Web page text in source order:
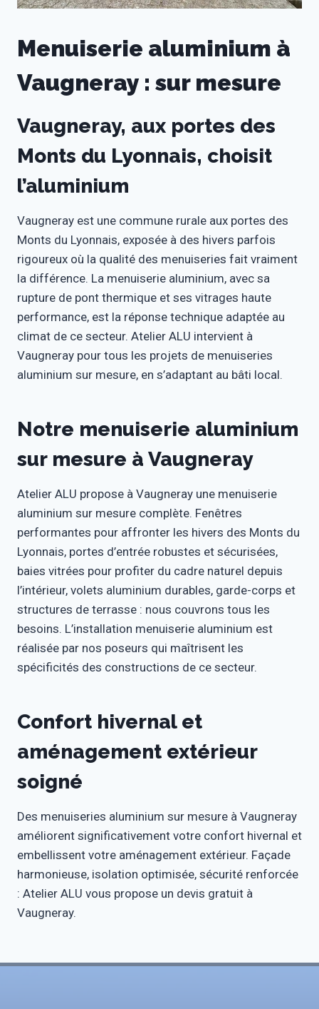
Menuiserie aluminium à
Vaugneray : sur mesure
Vaugneray, aux portes des
Monts du Lyonnais, choisit
l’aluminium
Vaugneray est une commune rurale aux portes des
Monts du Lyonnais, exposée à des hivers parfois
rigoureux où la qualité des menuiseries fait vraiment
la différence. La menuiserie aluminium, avec sa
rupture de pont thermique et ses vitrages haute
performance, est la réponse technique adaptée au
climat de ce secteur. Atelier ALU intervient à
Vaugneray pour tous les projets de menuiseries
aluminium sur mesure, en s’adaptant au bâti local.
Notre menuiserie aluminium
sur mesure à Vaugneray
Atelier ALU propose à Vaugneray une menuiserie
aluminium sur mesure complète. Fenêtres
performantes pour affronter les hivers des Monts du
Lyonnais, portes d’entrée robustes et sécurisées,
baies vitrées pour profiter du cadre naturel depuis
l’intérieur, volets aluminium durables, garde-corps et
structures de terrasse : nous couvrons tous les
besoins. L’installation menuiserie aluminium est
réalisée par nos poseurs qui maîtrisent les
spécificités des constructions de ce secteur.
Confort hivernal et
aménagement extérieur
soigné
Des menuiseries aluminium sur mesure à Vaugneray
améliorent significativement votre confort hivernal et
embellissent votre aménagement extérieur. Façade
harmonieuse, isolation optimisée, sécurité renforcée
: Atelier ALU vous propose un devis gratuit à
Vaugneray.